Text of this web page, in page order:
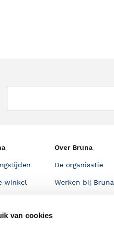
van cookies
winkel
Over Bruna
De organisatie
Werken bij Bruna